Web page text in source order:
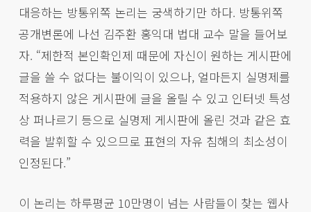
대응하는 방통위쪽 논리는 궁색하기만 하다. 방통위쪽
공개변론에 나선 김주환 홍익대 법대 교수 말을 들어보
자. “제한적 본인확인제 때문에 자신이 원하는 게시판에
글을 쓸 수 없다는 불이익이 있으나, 얼마든지 실명제를
적용하지 않은 게시판에 글을 올릴 수 있고 인터넷 특성
상 퍼나르기 등으로 실명제 게시판에 올린 것과 같은 효
력을 발휘할 수 있으므로 표현의 자유 침해의 최소성이
인정된다.”
이 논리는 하루평균 10만명이 넘는 사람들이 찾는 웹사